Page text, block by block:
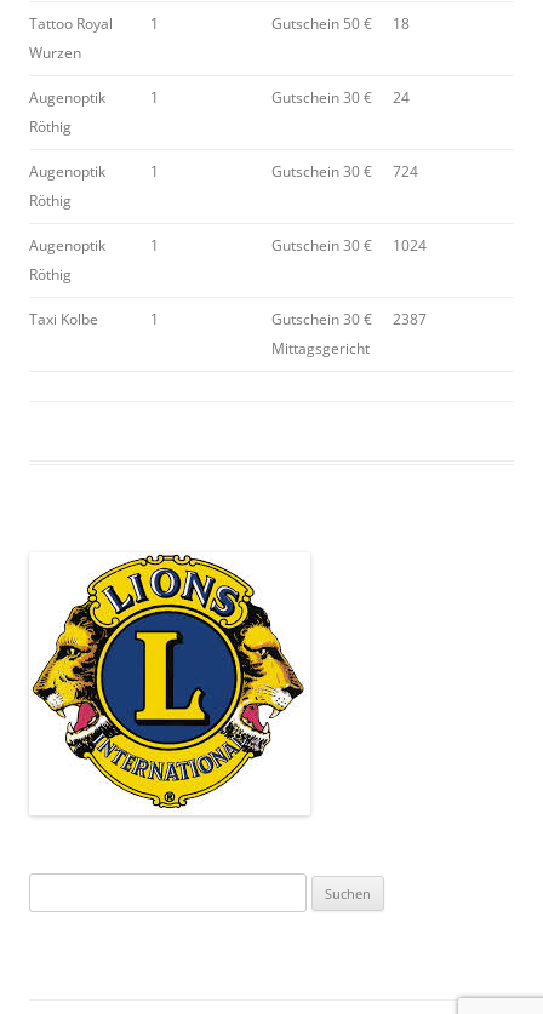
Tattoo Royal
Wurzen
1 Gutschein 50 € 18
Augenoptik
Röthig
1 Gutschein 30 € 24
Augenoptik
Röthig
1 Gutschein 30 € 724
Augenoptik
Röthig
1 Gutschein 30 € 1024
Taxi Kolbe 1
Gutschein 30 €
Mittagsgericht
2387
nach: